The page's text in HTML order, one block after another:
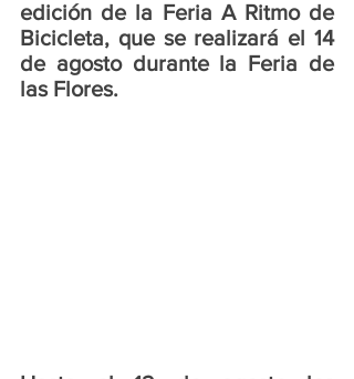
edición de la Feria A Ritmo de
Bicicleta, que se realizará el 14
de agosto durante la Feria de
las Flores.